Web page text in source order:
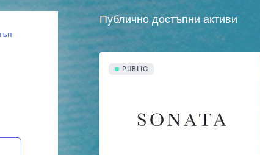
Публично достъпни активи
PUBLIC